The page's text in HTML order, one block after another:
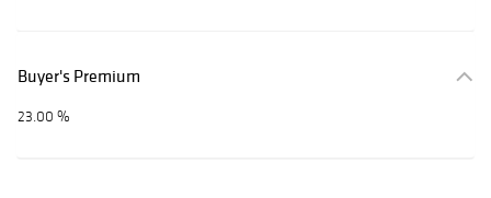
Buyer's Premium
23.00 %